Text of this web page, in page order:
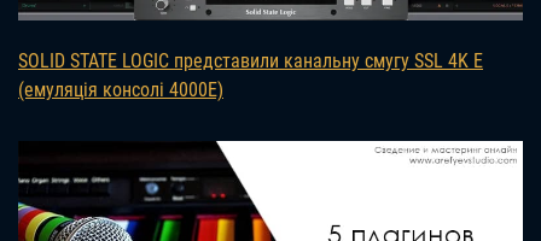
SOLID STATE LOGIC представили канальну смугу SSL 4K E
(емуляція консолі 4000E)